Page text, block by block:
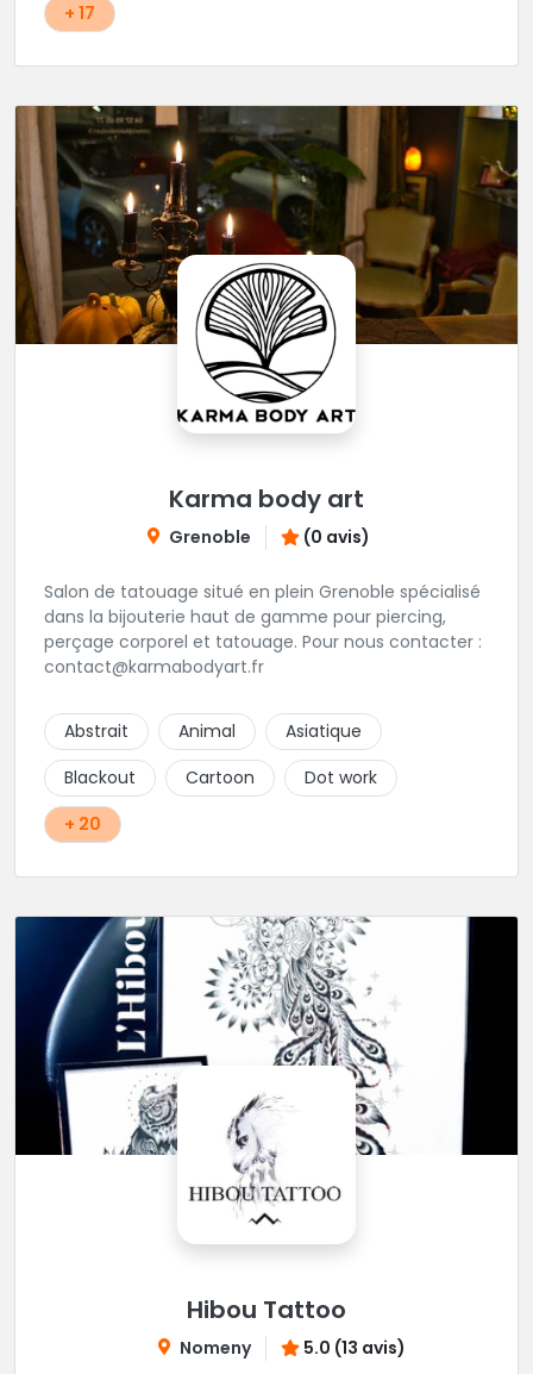
+ 17
Karma body art
Grenoble (0 avis)
Salon de tatouage situé en plein Grenoble spécialisé
dans la bijouterie haut de gamme pour piercing,
perçage corporel et tatouage. Pour nous contacter :
contact@karmabodyart.fr
Abstrait Animal
Asiatique
Blackout
Cartoon
Dot work
+ 20
Hibou Tattoo
Nomeny 5.0 (13 avis)